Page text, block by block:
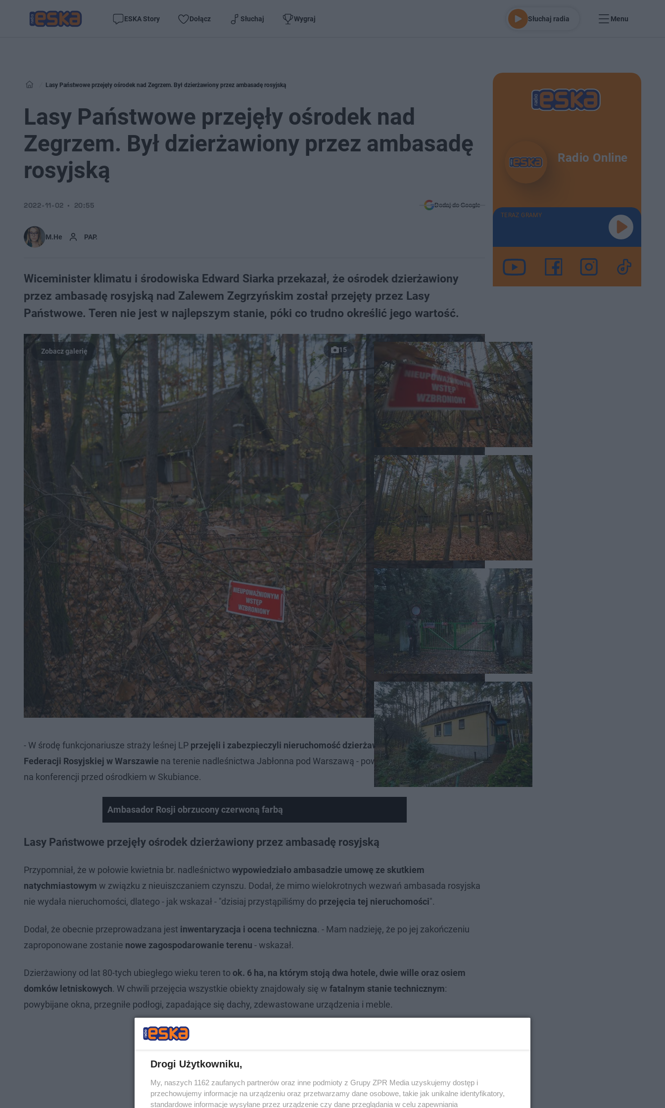
ESKA Story Dołącz Słuchaj Wygraj Słuchaj radia Menu
Lasy Państwowe przejęły ośrodek nad Zegrzem. Był dzierżawiony przez ambasadę rosyjską
Lasy Państwowe przejęły ośrodek nad
Zegrzem. Był dzierżawiony przez ambasadę
rosyjską
M.He PAP.
2022-11-02 20:55 Dodaj do Google
Wiceminister klimatu i środowiska Edward Siarka przekazał, że ośrodek dzierżawiony
przez ambasadę rosyjską nad Zalewem Zegrzyńskim został przejęty przez Lasy
Państwowe. Teren nie jest w najlepszym stanie, póki co trudno określić jego wartość.
15
- W środę funkcjonariusze straży leśnej LP przejęli i zabezpieczyli nieruchomość dzierżawioną przez Ambasadę
Federacji Rosyjskiej w Warszawie na terenie nadleśnictwa Jabłonna pod Warszawą - powiedział wiceminister Siarka
na konferencji przed ośrodkiem w Skubiance.
Ambasador Rosji obrzucony czerwoną farbą
Lasy Państwowe przejęły ośrodek dzierżawiony przez ambasadę rosyjską
Przypomniał, że w połowie kwietnia br. nadleśnictwo wypowiedziało ambasadzie umowę ze skutkiem
natychmiastowym w związku z nieuiszczaniem czynszu. Dodał, że mimo wielokrotnych wezwań ambasada rosyjska
nie wydała nieruchomości, dlatego - jak wskazał - "dzisiaj przystąpiliśmy do przejęcia tej nieruchomości".
Dodał, że obecnie przeprowadzana jest inwentaryzacja i ocena techniczna. - Mam nadzieję, że po jej zakończeniu
zaproponowane zostanie nowe zagospodarowanie terenu - wskazał.
Dzierżawiony od lat 80-tych ubiegłego wieku teren to ok. 6 ha, na którym stoją dwa hotele, dwie wille oraz osiem
domków letniskowych. W chwili przejęcia wszystkie obiekty znajdowały się w fatalnym stanie technicznym:
powybijane okna, przegniłe podłogi, zapadające się dachy, zdewastowane urządzenia i meble.
Radio Online
TERAZ GRAMY
Drogi Użytkowniku,
My, naszych 1162 zaufanych partnerów oraz inne podmioty z Grupy ZPR Media uzyskujemy dostęp i
przechowujemy informacje na urządzeniu oraz przetwarzamy dane osobowe, takie jak unikalne identyfikatory,
standardowe informacje wysyłane przez urządzenie czy dane przeglądania w celu zapewniania